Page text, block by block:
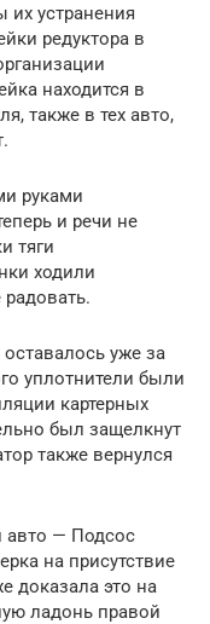
устранения
редуктора в
находится в
также в тех авто,
руками
и речи не
тяги
ходили
уже за
уплотнители были
картерных
был защелкнут
также вернулся
авто — Подсос
на присутствие
доказала это на
ладонь правой